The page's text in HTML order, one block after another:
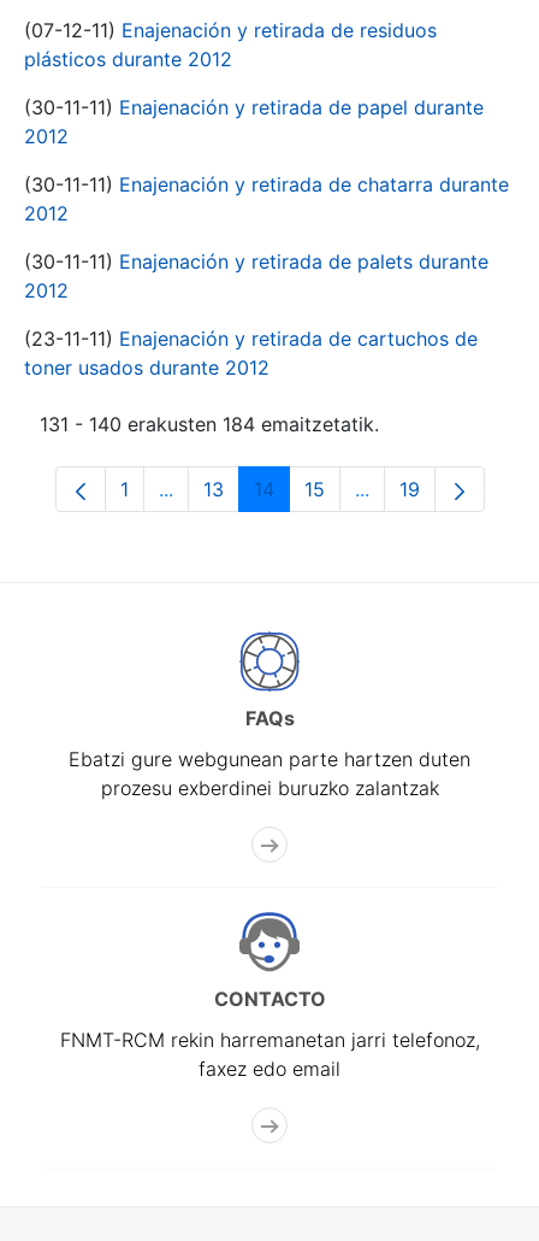
(07-12-11) Enajenación y retirada de residuos
plásticos durante 2012
(30-11-11) Enajenación y retirada de papel durante
2012
(30-11-11) Enajenación y retirada de chatarra durante
2012
(30-11-11) Enajenación y retirada de palets durante
2012
(23-11-11) Enajenación y retirada de cartuchos de
toner usados durante 2012
131 - 140 erakusten 184 emaitzetatik.
Orrialdea
1 ...Intermediate Pages Use TAB to navigate.
Orrialdea
13 Orrialdea
14 Orrialdea
15 ...Intermediate
Orrialdea
19
FAQs
Ebatzi gure webgunean parte hartzen duten
prozesu exberdinei buruzko zalantzak
CONTACTO
FNMT-RCM rekin harremanetan jarri telefonoz,
faxez edo email